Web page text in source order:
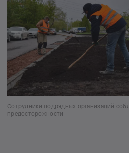
Сотрудники подрядных организаций
предосторожности